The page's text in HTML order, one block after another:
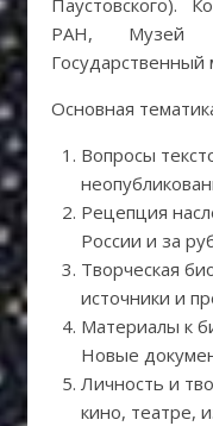
РАН, Музей
Основная
Вопросы
Рецепция
России и за
Творческая
источники и
Материалы к
Новые
Личность и
кино, театре,